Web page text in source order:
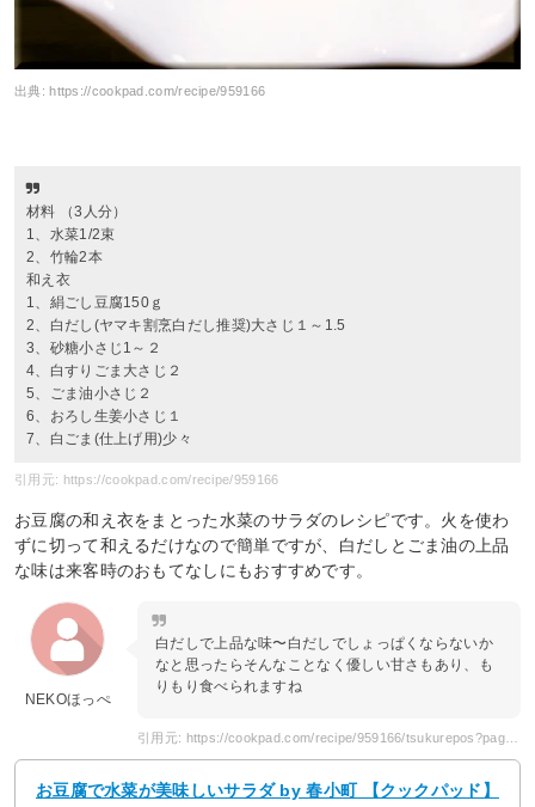
出典: https://cookpad.com/recipe/959166
材料 （3人分）
1、水菜1/2束
2、竹輪2本
和え衣
1、絹ごし豆腐150ｇ
2、白だし(ヤマキ割烹白だし推奨)大さじ１～1.5
3、砂糖小さじ1～２
4、白すりごま大さじ２
5、ごま油小さじ２
6、おろし生姜小さじ１
7、白ごま(仕上げ用)少々
引用元: https://cookpad.com/recipe/959166
お豆腐の和え衣をまとった水菜のサラダのレシピです。火を使わ
ずに切って和えるだけなので簡単ですが、白だしとごま油の上品
な味は来客時のおもてなしにもおすすめです。
NEKOほっぺ
白だしで上品な味〜白だしでしょっぱくならないか
なと思ったらそんなことなく優しい甘さもあり、も
りもり食べられますね
引用元: https://cookpad.com/recipe/959166/tsukurepos?page=2
お豆腐で水菜が美味しいサラダ by 春小町 【クックパッド】